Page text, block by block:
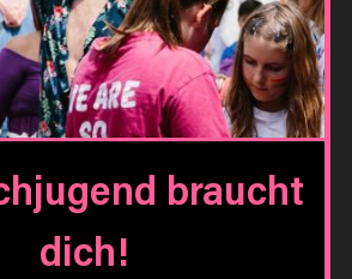
braucht
dich!